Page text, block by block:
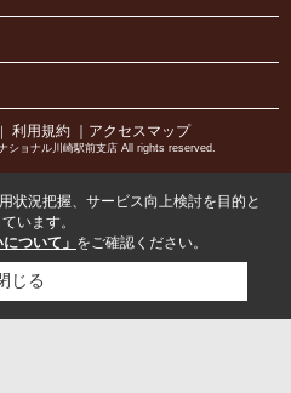
｜ 利用規約 ｜アクセスマップ
ショナル川崎駅前支店 All rights reserved.
状況把握、サービス向上検討を目的と
います。
ついて」 をご確認ください。
じる